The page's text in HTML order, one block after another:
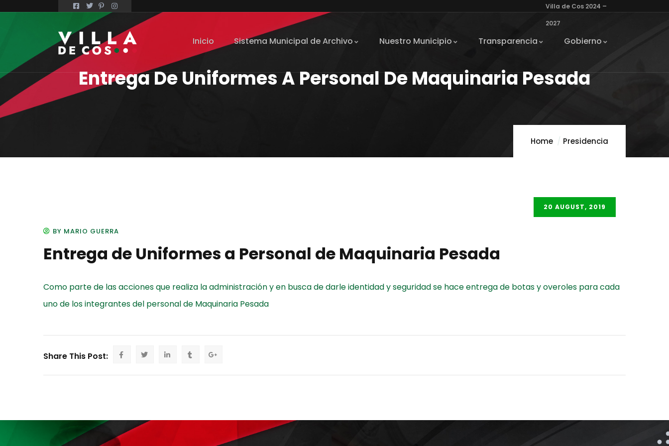
Villa de Cos 2024 –
2027
Inicio Sistema Municipal de Archivo Nuestro Municipio Transparencia Gobierno
Entrega De Uniformes A Personal De Maquinaria Pesada
Home Presidencia
20 AUGUST, 2019
BY MARIO GUERRA
Entrega de Uniformes a Personal de Maquinaria Pesada
Como parte de las acciones que realiza la administración y en busca de darle identidad y seguridad se hace entrega de botas y overoles para cada
uno de los integrantes del personal de Maquinaria Pesada
Share This Post: